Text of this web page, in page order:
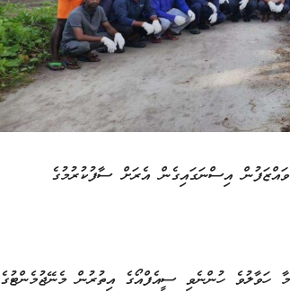
އިސްނަގައިގެން އެރަށް ސާފުކުރުމުގެ
ހަވާލުވެ ހުންނެވި ސީއެފްއޯގެ އިތުރުން މެނޭޖުމެންޓުގެ